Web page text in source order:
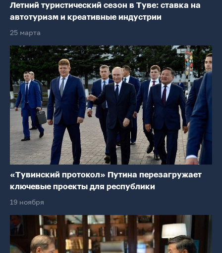
Летний туристический сезон в Туве: ставка на
автотуризм и креативные индустрии
25 марта
«Тувинский протокол» Путина перезагружает
ключевые проекты для республики
19 ноября